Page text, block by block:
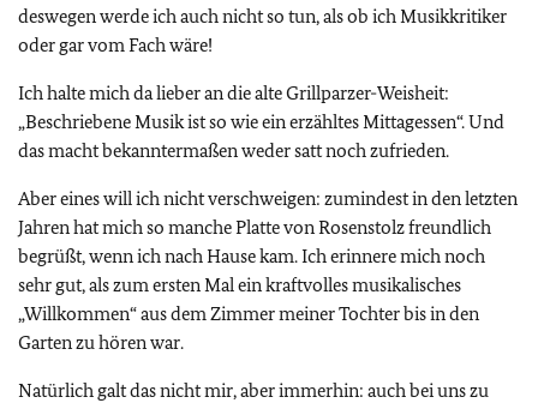
deswegen werde ich auch nicht so tun, als ob ich Musikkritiker
oder gar vom Fach wäre!
Ich halte mich da lieber an die alte Grillparzer-Weisheit:
„Beschriebene Musik ist so wie ein erzähltes Mittagessen“. Und
das macht bekanntermaßen weder satt noch zufrieden.
Aber eines will ich nicht verschweigen: zumindest in den letzten
Jahren hat mich so manche Platte von Rosenstolz freundlich
begrüßt, wenn ich nach Hause kam. Ich erinnere mich noch
sehr gut, als zum ersten Mal ein kraftvolles musikalisches
„Willkommen“ aus dem Zimmer meiner Tochter bis in den
Garten zu hören war.
Natürlich galt das nicht mir, aber immerhin: auch bei uns zu